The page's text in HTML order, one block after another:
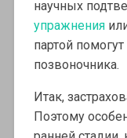
научных
упражнения
партой
позвоночника.
Итак,
Поэтому